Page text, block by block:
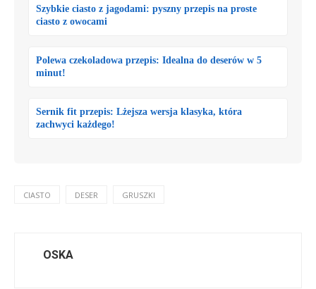
Szybkie ciasto z jagodami: pyszny przepis na proste
ciasto z owocami
Polewa czekoladowa przepis: Idealna do deserów w 5
minut!
Sernik fit przepis: Lżejsza wersja klasyka, która
zachwyci każdego!
CIASTO DESER GRUSZKI
OSKA